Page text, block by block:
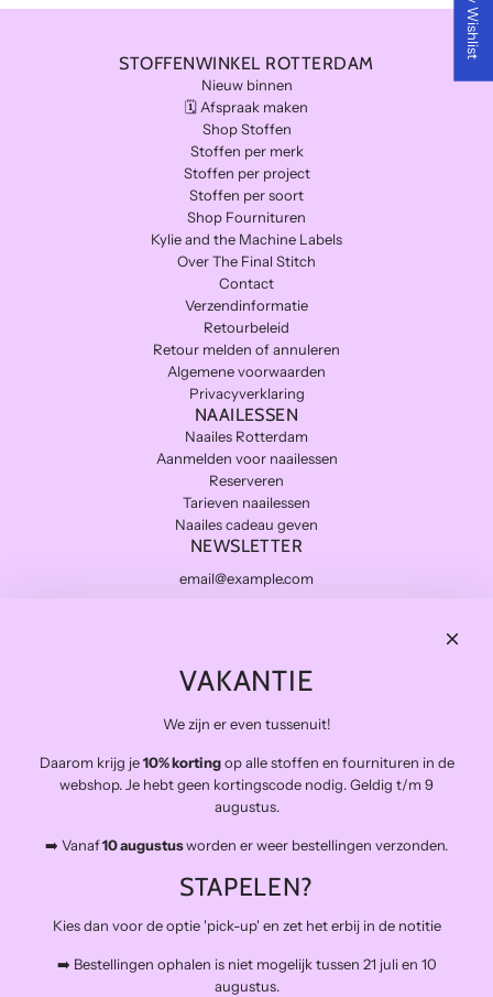
.
.
STOFFENWINKEL ROTTERDAM
Nieuw binnen
🗓️ Afspraak maken
Shop Stoffen
Stoffen per merk
Stoffen per project
Stoffen per soort
Shop Fournituren
Kylie and the Machine Labels
Over The Final Stitch
Contact
Verzendinformatie
Retourbeleid
Retour melden of annuleren
Algemene voorwaarden
Privacyverklaring
NAAILESSEN
Naailes Rotterdam
Aanmelden voor naailessen
Reserveren
Tarieven naailessen
Naailes cadeau geven
NEWSLETTER
Kwaliteitsstoffen die lang meegaan en zo duurzaam mogelijk.
Veilig betalen
Snelle levering
Op afspraak open voor atelierbezoek en het afhalen van
bestellingen (buiten de naailessen om)
The Final Stitch bevindt zich in 'De Kroon', een verzamelgebouw voor
Schiemond 20, 3024EE Rotterdam
Mail: info@thefinalstitch.nl
Open op afspraak voor shoppen en het afhalen van bestellingen
buiten de naailessen om.
VAKANTIE
We zijn er even tussenuit!
Daarom krijg je10% kortingop alle stoffen en fournituren in de
webshop. Je hebt geen kortingscode nodig. Geldig t/m 9
augustus.
➡️ Vanaf10 augustusworden er weer bestellingen verzonden.
STAPELEN?
Kies dan voor de optie 'pick-up' en zet het erbij in de notitie
➡️ Bestellingen ophalen is niet mogelijk tussen 21 juli en 10
augustus.
My Wishlist